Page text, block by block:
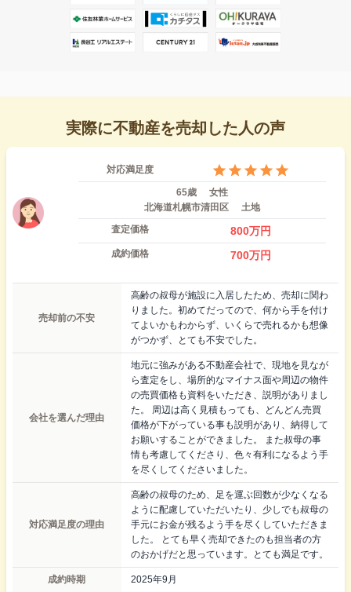
実際に不動産を売却した人の声
対応満足度
65歳
女性
北海道札幌市清田区
土地
査定価格
800万円
成約価格 700万円
売却前の不安
高齢の叔母が施設に入居したため、売却に関わ
りました。初めてだってので、何から手を付け
てよいかもわからず、いくらで売れるかも想像
がつかず、とても不安でした。
会社を選んだ理由
地元に強みがある不動産会社で、現地を見なが
ら査定をし、場所的なマイナス面や周辺の物件
の売買価格も資料をいただき、説明がありまし
た。 周辺は高く見積もっても、どんどん売買
価格が下がっている事も説明があり、納得して
お願いすることができました。 また叔母の事
情も考慮してくださり、色々有利になるよう手
を尽くしてくださいました。
対応満足度の理由
高齢の叔母のため、足を運ぶ回数が少なくなる
ように配慮していただいたり、少しでも叔母の
手元にお金が残るよう手を尽くしていただきま
した。 とても早く売却できたのも担当者の方
のおかげだと思っています。とても満足です。
成約時期 2025年9月